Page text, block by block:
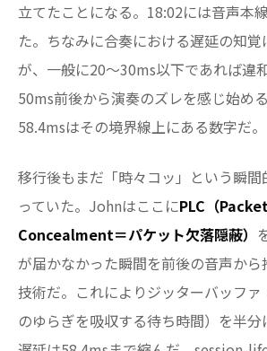
立てたことになる。18:02には音声本
た。ちなみに合奏における遅延の知覚
が、一般に20〜30ms以下であれば違
50ms前後から演奏のズレを感じ始める
58.4msはその境界線上にある数字だ。
移行後もまだ「時々コッ」という瞬
っていた。JohnはここにPLC（
Concealment＝パケット欠落隠蔽）
が届かなかった瞬間を前後の音声から
技術だ。これによりジッターバッフ
のゆらぎを吸収する待ち時間）を半